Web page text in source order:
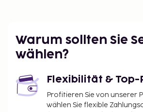
Warum sollten Sie
wählen?
Flexibilität & Top-
Profitieren Sie von unserer
wählen Sie flexible